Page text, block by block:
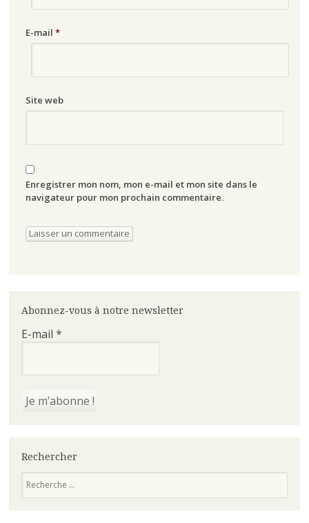
E-mail *
Site web
Enregistrer mon nom, mon e-mail et mon site dans le
navigateur pour mon prochain commentaire.
Abonnez-vous à notre newsletter
E-mail *
Rechercher